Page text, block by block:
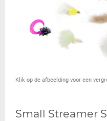
Klik op de afbeelding voor een
Small Streamer